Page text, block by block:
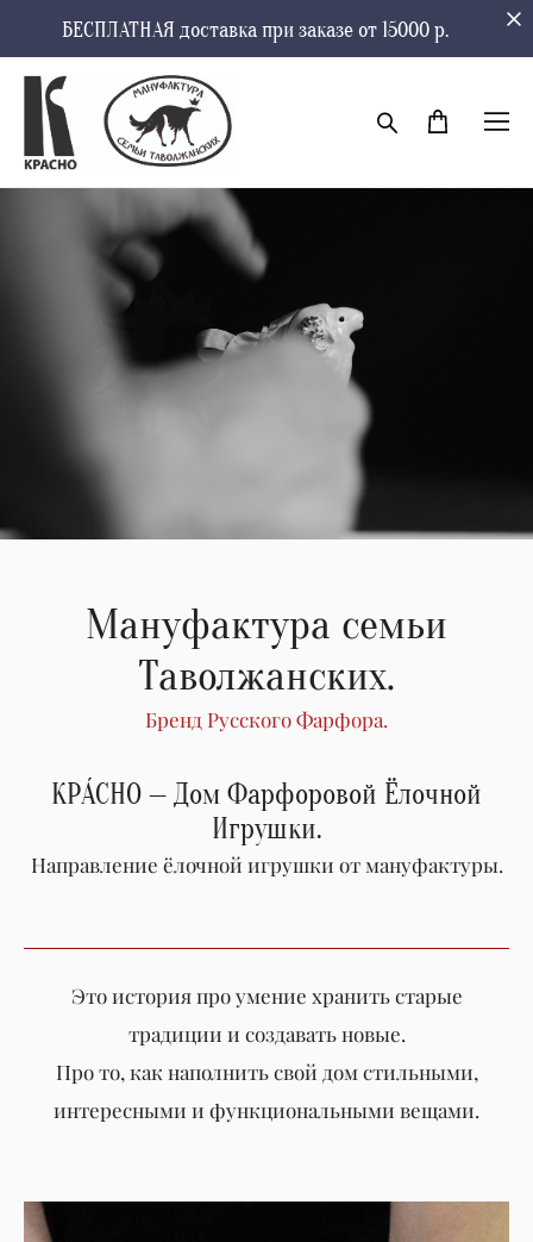
БЕСПЛАТНАЯ доставка при заказе от 15000 р.
Мануфактура семьи
Таволжанских.
Бренд Русского Фарфора.
КРÁСНО — Дом Фарфоровой Ёлочной
Игрушки.
Направление ёлочной игрушки от мануфактуры.
Это история про умение хранить старые
традиции и создавать новые.
Про то, как наполнить свой дом стильными,
интересными и функциональными вещами.